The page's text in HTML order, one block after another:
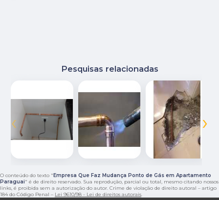
Pesquisas relacionadas
‹ ›
O conteúdo do texto " Empresa Que Faz Mudança Ponto de Gás em Apartamento
Paraguai" é de direito reservado. Sua reprodução, parcial ou total, mesmo citando nossos
links, é proibida sem a autorização do autor. Crime de violação de direito autoral – artigo
184 do Código Penal – Lei 9610/98 - Lei de direitos autorais.